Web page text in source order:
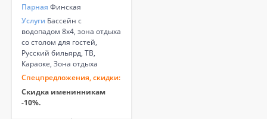
Парная Финская
Услуги Бассейн с
водопадом 8х4, зона отдыха
со столом для гостей,
Русский бильярд, ТВ,
Караоке, Зона отдыха
Спецпредложения, скидки:
Скидка именинникам
-10%.